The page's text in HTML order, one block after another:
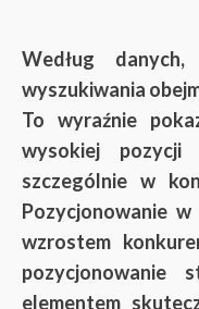
Według
wyszukiwania
To wyraźnie
wysokiej pozycji
szczególnie w
Pozycjonowanie
wzrostem
pozycjonowanie
elementem